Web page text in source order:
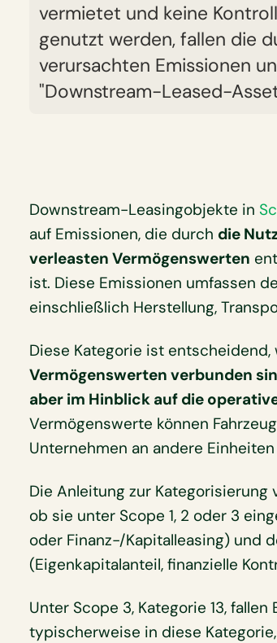
vermietet und keine
genutzt werden, fallen die
verursachten Emissionen
"Downstream-Leased-
Downstream-Leasingobjekte in
auf Emissionen, die durch die
verleasten Vermögenswerten
ist. Diese Emissionen umfassen
einschließlich Herstellung,
Diese Kategorie ist entscheidend,
Vermögenswerten verbunden
aber im Hinblick auf die
Vermögenswerte können
Unternehmen an andere
Die Anleitung zur Kategorisierung
ob sie unter Scope 1, 2 oder 3
oder Finanz-/Kapitalleasing) und
(Eigenkapitalanteil, finanzielle
Unter Scope 3, Kategorie 13,
typischerweise in diese